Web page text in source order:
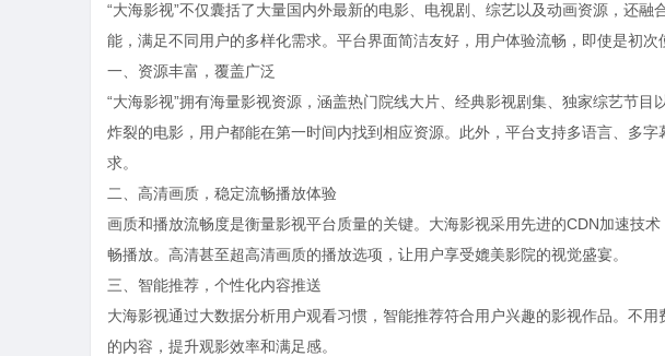
“大海影视”不仅囊括了大量国内外最新的电影、电视剧、综艺以及动画资源，还
能，满足不同用户的多样化需求。平台界面简洁友好，用户体验流畅，即使是初次
一、资源丰富，覆盖广泛
“大海影视”拥有海量影视资源，涵盖热门院线大片、经典影视剧集、独家综艺节
炸裂的电影，用户都能在第一时间内找到相应资源。此外，平台支持多语言、多
求。
二、高清画质，稳定流畅播放体验
画质和播放流畅度是衡量影视平台质量的关键。大海影视采用先进的CDN加速技
畅播放。高清甚至超高清画质的播放选项，让用户享受媲美影院的视觉盛宴。
三、智能推荐，个性化内容推送
大海影视通过大数据分析用户观看习惯，智能推荐符合用户兴趣的影视作品。不
的内容，提升观影效率和满足感。